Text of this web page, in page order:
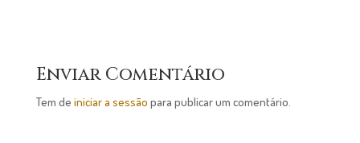
Enviar Comentário
Tem de iniciar a sessão para publicar um comentário.